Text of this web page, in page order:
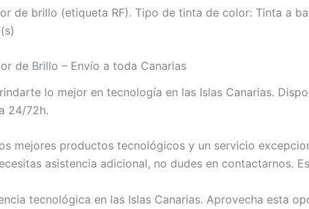
de brillo (etiqueta RF). Tipo de tinta de color: Tinta a
de Brillo – Envío a toda Canarias
lo mejor en tecnología en las Islas Canarias.
24/72h.
mejores productos tecnológicos y un servicio
asistencia adicional, no dudes en contactarnos.
tecnológica en las Islas Canarias. Aprovecha esta